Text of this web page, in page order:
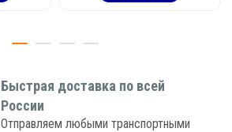
Быстрая доставка по всей
России
Отправляем любыми транспортными